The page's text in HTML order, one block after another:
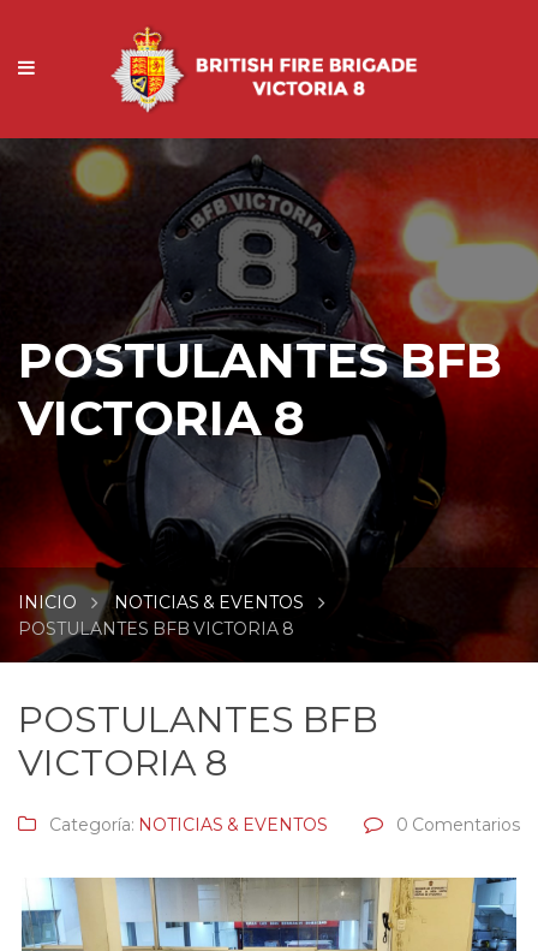
POSTULANTES BFB
VICTORIA 8
INICIO
NOTICIAS & EVENTOS
POSTULANTES BFB VICTORIA 8
POSTULANTES BFB
VICTORIA 8
Categoría: NOTICIAS & EVENTOS 0 Comentarios